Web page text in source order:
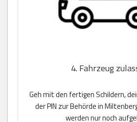
4. Fahrzeug
Geh mit den fertigen Schildern,
der PIN zur Behörde in
werden nur noch